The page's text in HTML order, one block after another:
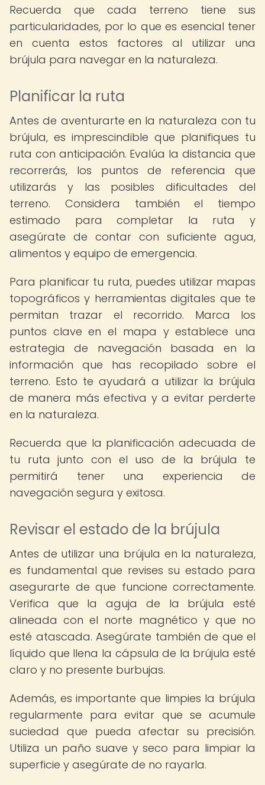
Recuerda que cada terreno tiene sus
particularidades, por lo que es esencial tener
en cuenta estos factores al utilizar una
brújula para navegar en la naturaleza.
Planificar la ruta
Antes de aventurarte en la naturaleza con tu
brújula, es imprescindible que planifiques tu
ruta con anticipación. Evalúa la distancia que
recorrerás, los puntos de referencia que
utilizarás y las posibles dificultades del
terreno. Considera también el tiempo
estimado para completar la ruta y
asegúrate de contar con suficiente agua,
alimentos y equipo de emergencia.
Para planificar tu ruta, puedes utilizar mapas
topográficos y herramientas digitales que te
permitan trazar el recorrido. Marca los
puntos clave en el mapa y establece una
estrategia de navegación basada en la
información que has recopilado sobre el
terreno. Esto te ayudará a utilizar la brújula
de manera más efectiva y a evitar perderte
en la naturaleza.
Recuerda que la planificación adecuada de
tu ruta junto con el uso de la brújula te
permitirá tener una experiencia de
navegación segura y exitosa.
Revisar el estado de la brújula
Antes de utilizar una brújula en la naturaleza,
es fundamental que revises su estado para
asegurarte de que funcione correctamente.
Verifica que la aguja de la brújula esté
alineada con el norte magnético y que no
esté atascada. Asegúrate también de que el
líquido que llena la cápsula de la brújula esté
claro y no presente burbujas.
Además, es importante que limpies la brújula
regularmente para evitar que se acumule
suciedad que pueda afectar su precisión.
Utiliza un paño suave y seco para limpiar la
superficie y asegúrate de no rayarla.